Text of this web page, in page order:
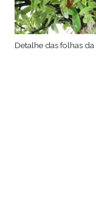
Detalhe das folhas